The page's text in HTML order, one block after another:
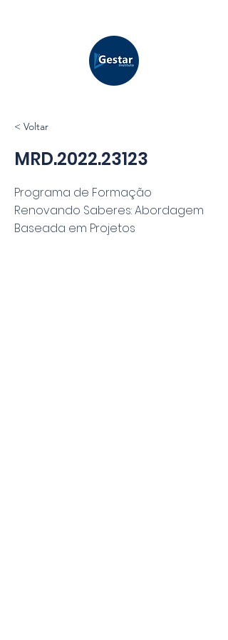
< Voltar
MRD.2022.23123
Programa de Formação
Renovando Saberes: Abordagem
Baseada em Projetos